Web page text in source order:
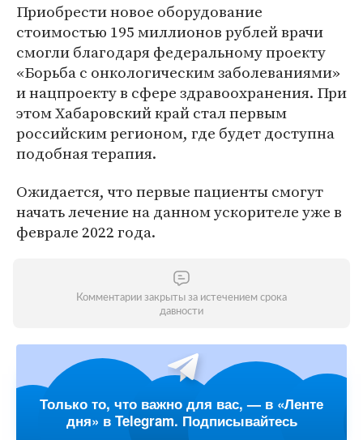
Приобрести новое оборудование
стоимостью 195 миллионов рублей врачи
смогли благодаря федеральному проекту
«Борьба с онкологическим заболеваниями»
и нацпроекту в сфере здравоохранения. При
этом Хабаровский край стал первым
российским регионом, где будет доступна
подобная терапия.
Ожидается, что первые пациенты смогут
начать лечение на данном ускорителе уже в
феврале 2022 года.
Комментарии закрыты за истечением срока
давности
Только то, что важно для вас, — в «Ленте
дня» в Telegram. Подписывайтесь